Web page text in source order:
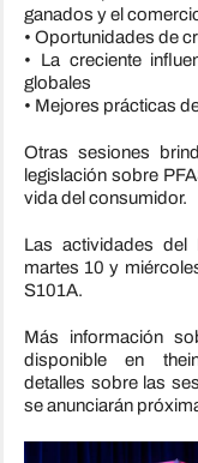
ganados y el
• Oportunidades de
• La creciente
globales
• Mejores prácticas
Otras sesiones
legislación sobre
vida del consumidor.
Las actividades del
martes 10 y
S101A.
Más información
disponible en
detalles sobre las
se anunciarán